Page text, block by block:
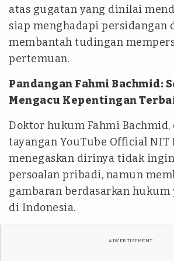
atas gugatan yang dinilai
siap menghadapi persidangan
membantah tudingan
pertemuan.
Pandangan Fahmi Bachmid:
Mengacu Kepentingan
Doktor hukum Fahmi Bachmid,
tayangan YouTube Official NIT
menegaskan dirinya tidak
persoalan pribadi, namun
gambaran berdasarkan hukum
di Indonesia.
ADVERTISEMENT